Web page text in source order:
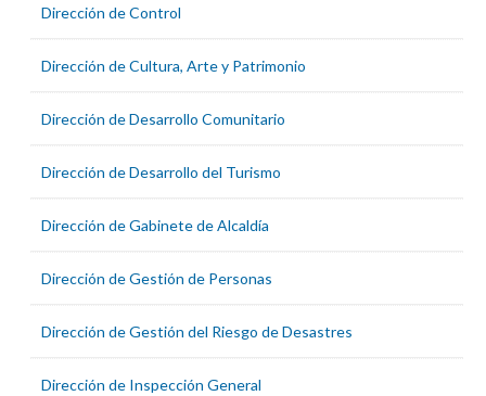
Dirección de Control
Dirección de Cultura, Arte y Patrimonio
Dirección de Desarrollo Comunitario
Dirección de Desarrollo del Turismo
Dirección de Gabinete de Alcaldía
Dirección de Gestión de Personas
Dirección de Gestión del Riesgo de Desastres
Dirección de Inspección General